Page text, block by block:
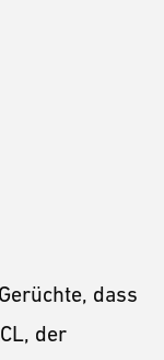
dass
der